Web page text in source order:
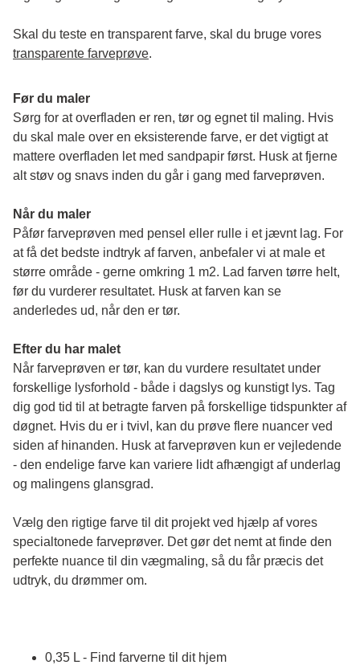
transparente farveprøve.
Før du maler
Sørg for at overfladen er ren, tør og egnet til maling. Hvis
du skal male over en eksisterende farve, er det vigtigt at
mattere overfladen let med sandpapir først. Husk at fjerne
alt støv og snavs inden du går i gang med farveprøven.
Når du maler
Påfør farveprøven med pensel eller rulle i et jævnt lag. For
at få det bedste indtryk af farven, anbefaler vi at male et
større område - gerne omkring 1 m2. Lad farven tørre helt,
før du vurderer resultatet. Husk at farven kan se
anderledes ud, når den er tør.
Efter du har malet
Når farveprøven er tør, kan du vurdere resultatet under
forskellige lysforhold - både i dagslys og kunstigt lys. Tag
dig god tid til at betragte farven på forskellige tidspunkter af
døgnet. Hvis du er i tvivl, kan du prøve flere nuancer ved
siden af hinanden. Husk at farveprøven kun er vejledende
- den endelige farve kan variere lidt afhængigt af underlag
og malingens glansgrad.
Vælg den rigtige farve til dit projekt ved hjælp af vores
specialtonede farveprøver. Det gør det nemt at finde den
perfekte nuance til din vægmaling, så du får præcis det
udtryk, du drømmer om.
0,35 L - Find farverne til dit hjem